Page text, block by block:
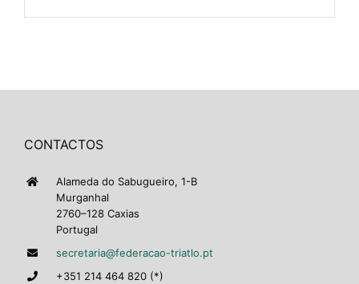
CONTACTOS
Alameda do Sabugueiro, 1-B
Murganhal
2760–128 Caxias
Portugal
secretaria@federacao-triatlo.pt
+351 214 464 820 (*)